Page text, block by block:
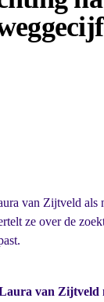
van Zijtveld als
ze over de
van Zijtveld